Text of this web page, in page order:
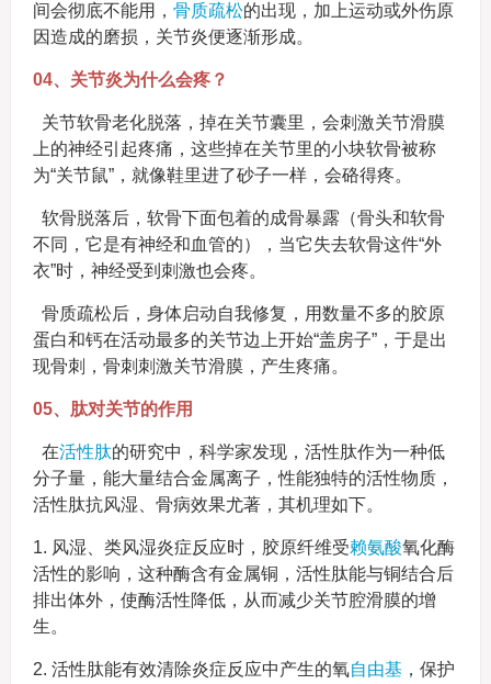
间会彻底不能用， 骨质疏松的出现，加上运动或外伤原
因造成的磨损，关节炎便逐渐形成。
04、关节炎为什么会疼？
关节软骨老化脱落，掉在关节囊里，会刺激关节滑膜
上的神经引起疼痛，这些掉在关节里的小块软骨被称
为“关节鼠”，就像鞋里进了砂子一样，会硌得疼。
软骨脱落后，软骨下面包着的成骨暴露（骨头和软骨
不同，它是有神经和血管的），当它失去软骨这件“外
衣”时，神经受到刺激也会疼。
骨质疏松后，身体启动自我修复，用数量不多的胶原
蛋白和钙在活动最多的关节边上开始“盖房子”，于是出
现骨刺，骨刺刺激关节滑膜，产生疼痛。
05、肽对关节的作用
在活性肽的研究中，科学家发现，活性肽作为一种低
分子量，能大量结合金属离子，性能独特的活性物质，
活性肽抗风湿、骨病效果尤著，其机理如下。
1. 风湿、类风湿炎症反应时，胶原纤维受赖氨酸氧化酶
活性的影响，这种酶含有金属铜，活性肽能与铜结合后
排出体外，使酶活性降低，从而减少关节腔滑膜的增
生。
2. 活性肽能有效清除炎症反应中产生的氧自由基 ，保护